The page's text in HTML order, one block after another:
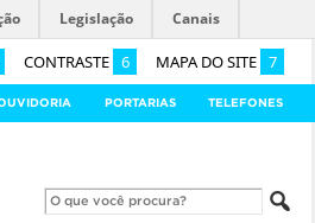
CONTRASTE 6 MAPA DO SITE 7
Legislação Canais
PORTARIAS TELEFONES